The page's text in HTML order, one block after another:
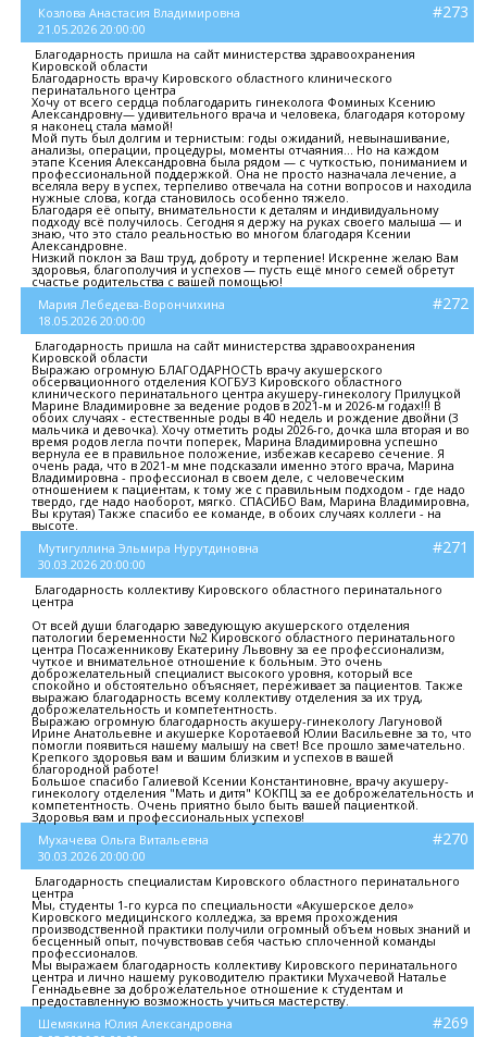
Козлова Анастасия Владимировна
21.05.2026 20:00:00
#273
Благодарность пришла на сайт министерства здравоохранения
Кировской области
Благодарность врачу Кировского областного клинического
перинатального центра
Хочу от всего сердца поблагодарить гинеколога Фоминых Ксению
Александровну— удивительного врача и человека, благодаря которому
я наконец стала мамой!
Мой путь был долгим и тернистым: годы ожиданий, невынашивание,
анализы, операции, процедуры, моменты отчаяния… Но на каждом
этапе Ксения Александровна была рядом — с чуткостью, пониманием и
профессиональной поддержкой. Она не просто назначала лечение, а
вселяла веру в успех, терпеливо отвечала на сотни вопросов и находила
нужные слова, когда становилось особенно тяжело.
Благодаря её опыту, внимательности к деталям и индивидуальному
подходу всё получилось. Сегодня я держу на руках своего малыша — и
знаю, что это стало реальностью во многом благодаря Ксении
Александровне.
Низкий поклон за Ваш труд, доброту и терпение! Искренне желаю Вам
здоровья, благополучия и успехов — пусть ещё много семей обретут
счастье родительства с вашей помощью!
Мария Лебедева-Ворончихина
18.05.2026 20:00:00
#272
Благодарность пришла на сайт министерства здравоохранения
Кировской области
Выражаю огромную БЛАГОДАРНОСТЬ врачу акушерского
обсервационного отделения КОГБУЗ Кировского областного
клинического перинатального центра акушеру-гинекологу Прилуцкой
Марине Владимировне за ведение родов в 2021-м и 2026-м годах!!! В
обоих случаях - естественные роды в 40 недель и рождение двойни (3
мальчика и девочка). Хочу отметить роды 2026-го, дочка шла вторая и во
время родов легла почти поперек, Марина Владимировна успешно
вернула ее в правильное положение, избежав кесарево сечение. Я
очень рада, что в 2021-м мне подсказали именно этого врача, Марина
Владимировна - профессионал в своем деле, с человеческим
отношением к пациентам, к тому же с правильным подходом - где надо
твердо, где надо наоборот, мягко. СПАСИБО Вам, Марина Владимировна,
Вы крутая) Также спасибо ее команде, в обоих случаях коллеги - на
высоте.
Мутигуллина Эльмира Нурутдиновна
30.03.2026 20:00:00
#271
Благодарность коллективу Кировского областного перинатального
центра
От всей души благодарю заведующую акушерского отделения
патологии беременности №2 Кировского областного перинатального
центра Посаженникову Екатерину Львовну за ее профессионализм,
чуткое и внимательное отношение к больным. Это очень
доброжелательный специалист высокого уровня, который все
спокойно и обстоятельно объясняет, переживает за пациентов. Также
выражаю благодарность всему коллективу отделения за их труд,
доброжелательность и компетентность.
Выражаю огромную благодарность акушеру-гинекологу Лагуновой
Ирине Анатольевне и акушерке Коротаевой Юлии Васильевне за то, что
помогли появиться нашему малышу на свет! Все прошло замечательно.
Крепкого здоровья вам и вашим близким и успехов в вашей
благородной работе!
Большое спасибо Галиевой Ксении Константиновне, врачу акушеру-
гинекологу отделения "Мать и дитя" КОКПЦ за ее доброжелательность и
компетентность. Очень приятно было быть вашей пациенткой.
Здоровья вам и профессиональных успехов!
Мухачева Ольга Витальевна
30.03.2026 20:00:00
#270
Благодарность специалистам Кировского областного перинатального
центра
Мы, студенты 1-го курса по специальности «Акушерское дело»
Кировского медицинского колледжа, за время прохождения
производственной практики получили огромный объем новых знаний и
бесценный опыт, почувствовав себя частью сплоченной команды
профессионалов.
Мы выражаем благодарность коллективу Кировского перинатального
центра и лично нашему руководителю практики Мухачевой Наталье
Геннадьевне за доброжелательное отношение к студентам и
предоставленную возможность учиться мастерству.
Шемякина Юлия Александровна
#269